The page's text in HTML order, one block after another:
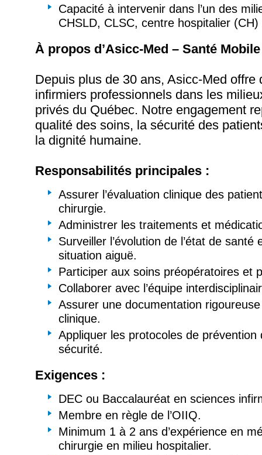
Capacité à intervenir dans l’un des
CHSLD, CLSC, centre hospitalier
À propos d’Asicc-Med – Santé
Depuis plus de 30 ans, Asicc-Med offre
infirmiers professionnels dans les
privés du Québec. Notre engagement
qualité des soins, la sécurité des
la dignité humaine.
Responsabilités principales :
Assurer l’évaluation clinique des
chirurgie.
Administrer les traitements et
Surveiller l’évolution de l’état de santé
situation aiguë.
Participer aux soins préopératoires et
Collaborer avec l’équipe
Assurer une documentation
clinique.
Appliquer les protocoles de prévention
sécurité.
Exigences :
DEC ou Baccalauréat en sciences
Membre en règle de l’OIIQ.
Minimum 1 à 2 ans d’expérience en
chirurgie en milieu hospitalier.